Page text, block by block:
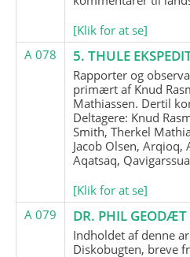
[Klik for at se]
A 078
5. THULE
Rapporter og
primært af Knud
Mathiassen. Dertil
Deltagere: Knud
Smith, Therkel
Jacob Olsen, Arqioq,
Aqatsaq,
[Klik for at se]
A 079
DR. PHIL GEODÆT
Indholdet af denne
Diskobugten, breve